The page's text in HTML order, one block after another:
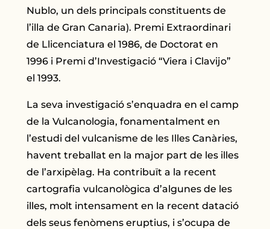
Nublo, un dels principals constituents de
l’illa de Gran Canaria). Premi Extraordinari
de Llicenciatura el 1986, de Doctorat en
1996 i Premi d’Investigació “Viera i Clavijo”
el 1993.
La seva investigació s’enquadra en el camp
de la Vulcanologia, fonamentalment en
l’estudi del vulcanisme de les Illes Canàries,
havent treballat en la major part de les illes
de l’arxipèlag. Ha contribuït a la recent
cartografia vulcanològica d’algunes de les
illes, molt intensament en la recent datació
dels seus fenòmens eruptius, i s’ocupa de